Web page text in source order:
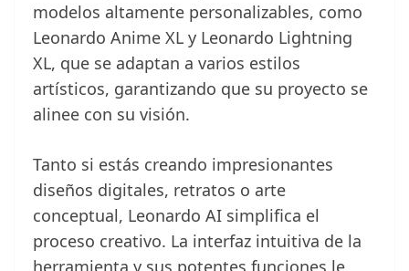
modelos altamente personalizables, como
Leonardo Anime XL y Leonardo Lightning
XL, que se adaptan a varios estilos
artísticos, garantizando que su proyecto se
alinee con su visión.
Tanto si estás creando impresionantes
diseños digitales, retratos o arte
conceptual, Leonardo AI simplifica el
proceso creativo. La interfaz intuitiva de la